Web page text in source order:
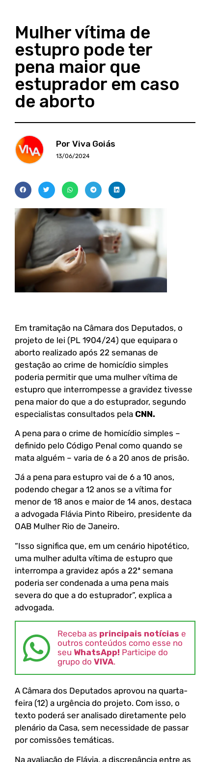
Mulher vítima de
estupro pode ter
pena maior que
estuprador em caso
de aborto
Por Viva Goiás
13/06/2024
Em tramitação na Câmara dos Deputados, o
projeto de lei (PL 1904/24) que equipara o
aborto realizado após 22 semanas de
gestação ao crime de homicídio simples
poderia permitir que uma mulher vítima de
estupro que interrompesse a gravidez tivesse
pena maior do que a do estuprador, segundo
especialistas consultados pela CNN.
A pena para o crime de homicídio simples –
definido pelo Código Penal como quando se
mata alguém – varia de 6 a 20 anos de prisão.
Já a pena para estupro vai de 6 a 10 anos,
podendo chegar a 12 anos se a vítima for
menor de 18 anos e maior de 14 anos, destaca
a advogada Flávia Pinto Ribeiro, presidente da
OAB Mulher Rio de Janeiro.
“Isso significa que, em um cenário hipotético,
uma mulher adulta vítima de estupro que
interrompa a gravidez após a 22ª semana
poderia ser condenada a uma pena mais
severa do que a do estuprador”, explica a
advogada.
Receba as principais notícias e
outros conteúdos como esse no
seu WhatsApp! Participe do
grupo do VIVA.
A Câmara dos Deputados aprovou na quarta-
feira (12) a urgência do projeto. Com isso, o
texto poderá ser analisado diretamente pelo
plenário da Casa, sem necessidade de passar
por comissões temáticas.
Na avaliação de Flávia, a discrepância entre as